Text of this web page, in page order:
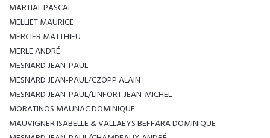
MARTIAL PASCAL
MELLIET MAURICE
MERCIER MATTHIEU
MERLE ANDRÉ
MESNARD JEAN-PAUL
MESNARD JEAN-PAUL/CZOPP ALAIN
MESNARD JEAN-PAUL/LINFORT JEAN-MICHEL
MORATINOS MAUNAC DOMINIQUE
MAUVIGNER ISABELLE & VALLAEYS BEFFARA DOMINIQUE